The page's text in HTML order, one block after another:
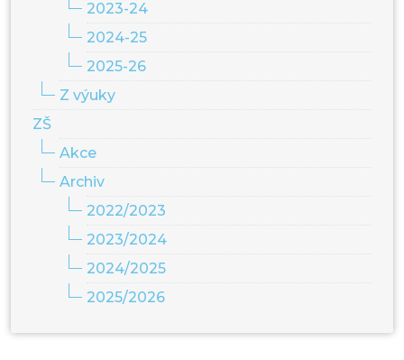
2023-24
2024-25
2025-26
Z výuky
ZŠ
Akce
Archiv
2022/2023
2023/2024
2024/2025
2025/2026